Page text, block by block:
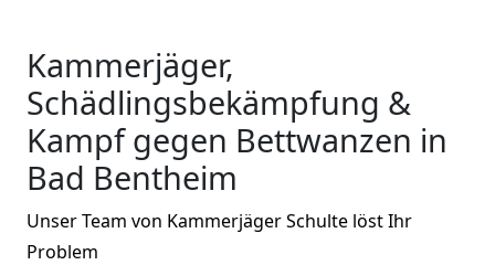
Kammerjäger,
Schädlingsbekämpfung &
Kampf gegen Bettwanzen in
Bad Bentheim
Unser Team von Kammerjäger Schulte löst Ihr
Problem